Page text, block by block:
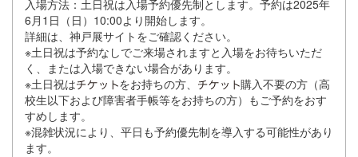
入場方法：土日祝は入場予約優先制とします。予約は2025年
6月1日（日）10:00より開始します。
詳細は、神戸展サイトをご確認ください。
※土日祝は予約なしでご来場されますと入場をお待ちいただ
く、または入場できない場合があります。
※土日祝は
をお持ちの方、
購入不要の方（高
校生以下および障害者手帳等をお持ちの方）もご予約をおす
すめします。
※混雑状況により、平日も予約優先制を導入する可能性があり
ます。